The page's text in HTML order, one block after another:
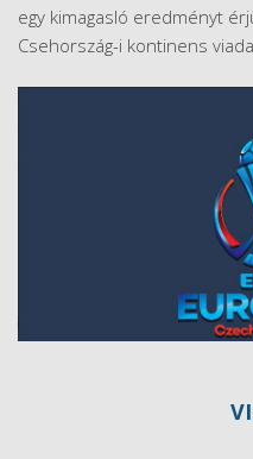
egy kimagasló eredményt
Csehország-i kontinens